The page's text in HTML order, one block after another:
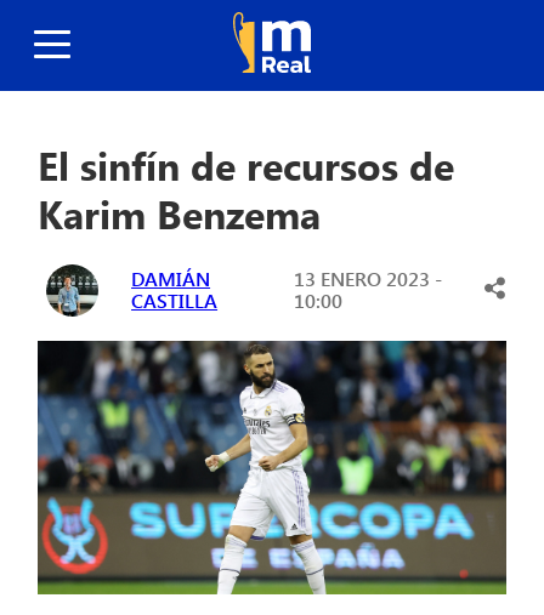
El sinfín de recursos de
Karim Benzema
DAMIÁN
CASTILLA
13 ENERO 2023 -
10:00